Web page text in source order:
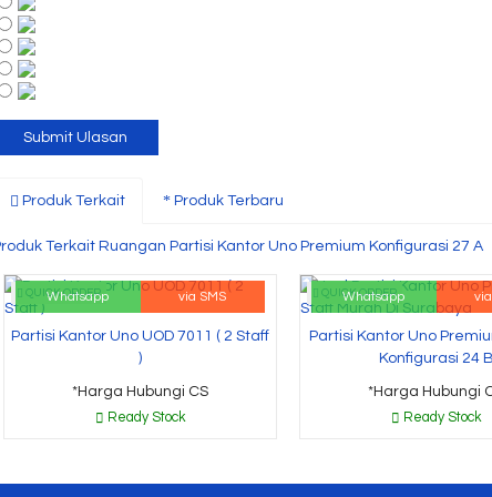
Produk Terkait Produk Terbaru
Terkait Ruangan Partisi Kantor Uno Premium Konfigurasi 27 A
QUICK ORDER
Whatsapp via SMS
Partisi Kantor Uno UOD 7011 ( 2 Staff
)
*Harga Hubungi CS
Ready Stock
QUICK ORDER
Whatsapp
Partisi Kantor Uno
Konfigurasi 24 B
*Harga Hubungi
Ready Stock